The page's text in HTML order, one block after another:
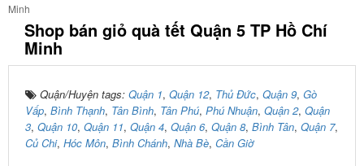
Minh
Shop bán giỏ quà tết Quận 5 TP Hồ Chí
Minh
Quận/Huyện tags: Quận 1, Quận 12, Thủ Đức, Quận 9, Gò
Vấp, Bình Thạnh, Tân Bình, Tân Phú, Phú Nhuận, Quận 2, Quận
3, Quận 10, Quận 11, Quận 4, Quận 6, Quận 8, Bình Tân, Quận 7,
Củ Chi, Hóc Môn, Bình Chánh, Nhà Bè, Cần Giờ